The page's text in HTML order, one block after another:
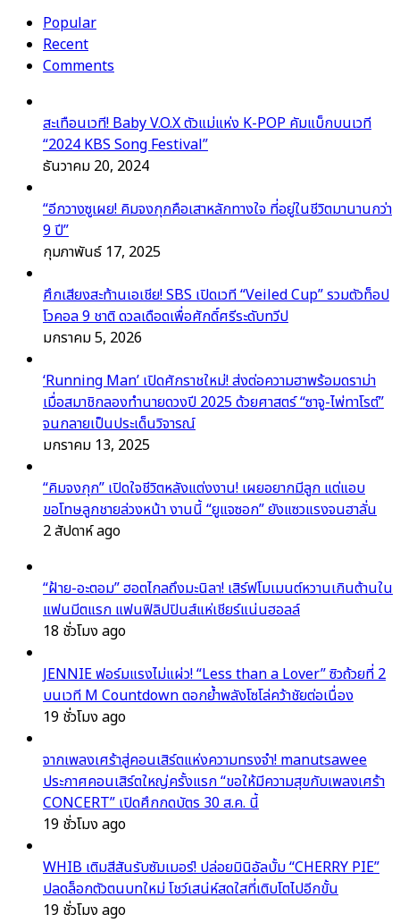
Popular
Recent
Comments
สะเทือนเวที! Baby V.O.X ตัวแม่แห่ง K-POP คัมแบ็กบนเวที
“2024 KBS Song Festival”
ธันวาคม 20, 2024
“อีกวางซูเผย! คิมจงกุกคือเสาหลักทางใจ ที่อยู่ในชีวิตมานานกว่า
9 ปี”
กุมภาพันธ์ 17, 2025
ศึกเสียงสะท้านเอเชีย! SBS เปิดเวที “Veiled Cup” รวมตัวท็อป
โวคอล 9 ชาติ ดวลเดือดเพื่อศักดิ์ศรีระดับทวีป
มกราคม 5, 2026
‘Running Man’ เปิดศักราชใหม่! ส่งต่อความฮาพร้อมดราม่า
เมื่อสมาชิกลองทำนายดวงปี 2025 ด้วยศาสตร์ “ซาจู-ไพ่ทาโรต์”
จนกลายเป็นประเด็นวิจารณ์
มกราคม 13, 2025
“คิมจงกุก” เปิดใจชีวิตหลังแต่งงาน! เผยอยากมีลูก แต่แอบ
ขอโทษลูกชายล่วงหน้า งานนี้ “ยูแจซอก” ยังแซวแรงจนฮาลั่น
2 สัปดาห์ ago
“ฝ้าย-อะตอม” ฮอตไกลถึงมะนิลา! เสิร์ฟโมเมนต์หวานเกินต้านใน
แฟนมีตแรก แฟนฟิลิปปินส์แห่เชียร์แน่นฮอลล์
18 ชั่วโมง ago
JENNIE ฟอร์มแรงไม่แผ่ว! “Less than a Lover” ซิวถ้วยที่ 2
บนเวที M Countdown ตอกย้ำพลังโซโล่คว้าชัยต่อเนื่อง
19 ชั่วโมง ago
จากเพลงเศร้าสู่คอนเสิร์ตแห่งความทรงจำ! manutsawee
ประกาศคอนเสิร์ตใหญ่ครั้งแรก “ขอให้มีความสุขกับเพลงเศร้า
CONCERT” เปิดศึกกดบัตร 30 ส.ค. นี้
19 ชั่วโมง ago
WHIB เติมสีสันรับซัมเมอร์! ปล่อยมินิอัลบั้ม “CHERRY PIE”
ปลดล็อกตัวตนบทใหม่ โชว์เสน่ห์สดใสที่เติบโตไปอีกขั้น
19 ชั่วโมง ago